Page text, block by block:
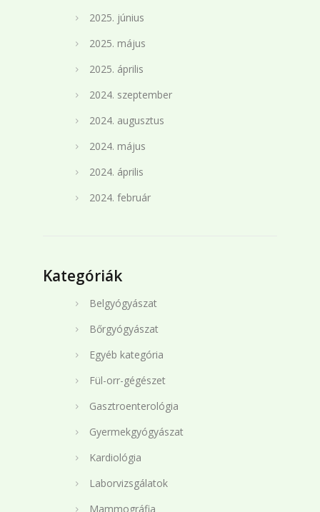
2025. június
2025. május
2025. április
2024. szeptember
2024. augusztus
2024. május
2024. április
2024. február
Kategóriák
Belgyógyászat
Bőrgyógyászat
Egyéb kategória
Fül-orr-gégészet
Gasztroenterológia
Gyermekgyógyászat
Kardiológia
Laborvizsgálatok
Mammográfia